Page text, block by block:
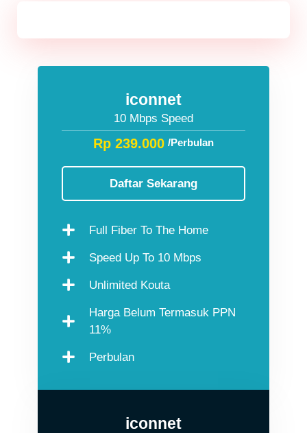
iconnet
10 Mbps Speed
Rp 239.000 /Perbulan
Daftar Sekarang
Full Fiber To The Home
Speed Up To 10 Mbps
Unlimited Kouta
Harga Belum Termasuk PPN
11%
Perbulan
iconnet